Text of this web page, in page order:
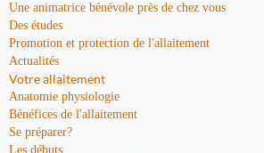
Une animatrice bénévole près de chez vous
Des études
Promotion et protection de l'allaitement
Actualités
Votre allaitement
Anatomie physiologie
Bénéfices de l'allaitement
Se préparer?
Les débuts